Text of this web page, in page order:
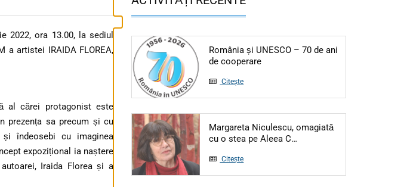
2022, ora 13.00, la sediul
a artistei IRAIDA FLOREA,
al cărei protagonist este
prezența sa precum și cu
îndeosebi cu imaginea
expozițional ia naștere
Iraida Florea și a
România și UNESCO – 70 de ani
de cooperareArticol: România și UNESCO – 70
Citește
Margareta Niculescu, omagiată
cu o stea pe Aleea C…
Citește